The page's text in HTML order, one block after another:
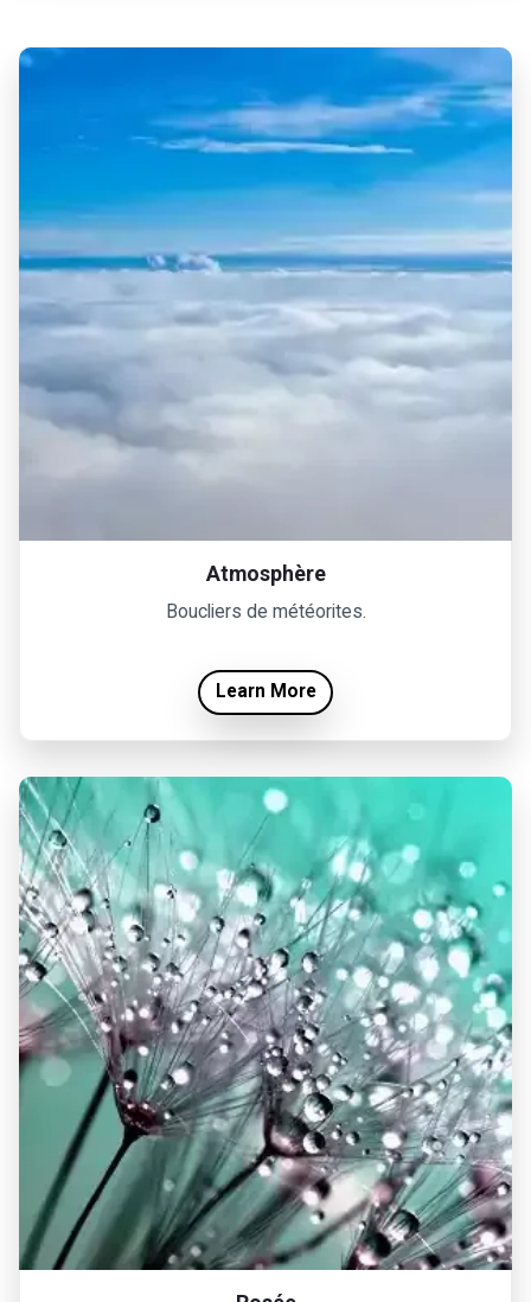
Atmosphère
Boucliers de météorites.
Learn More